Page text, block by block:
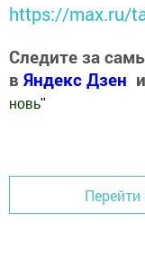
https://max.ru/
Следите за
в Яндекс Дзен и
новь"
Перейти